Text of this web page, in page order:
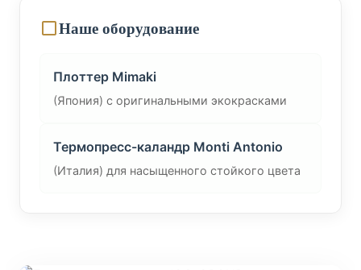
Наше оборудование
Плоттер Mimaki
(Япония) с оригинальными экокрасками
Термопресс-каландр Monti Antonio
(Италия) для насыщенного стойкого цвета